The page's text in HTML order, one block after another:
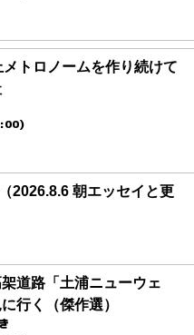
トロノームを作り続けて
2026.8.6 朝エッセイと更
道路「土浦ニューウェ
行く（傑作選）